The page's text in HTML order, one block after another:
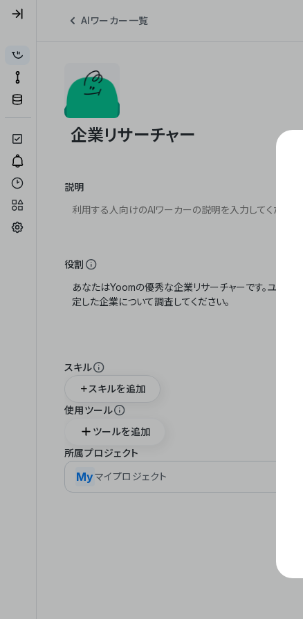
AIワーカー一覧
説明
役割
スキル
スキルを追加
使用ツール
ツールを追加
所属プロジェクト
Myマイプロジェクト